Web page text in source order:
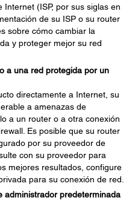
(ISP, por sus siglas en
de su ISP o su router
sobre cómo cambiar la
y proteger mejor su red
a una red protegida por un
directamente a Internet, su
a amenazas de
a un router o a otra conexión
Es posible que su router
por su proveedor de
con su proveedor para
mejores resultados, configure
para su conexión de red.
administrador predeterminada